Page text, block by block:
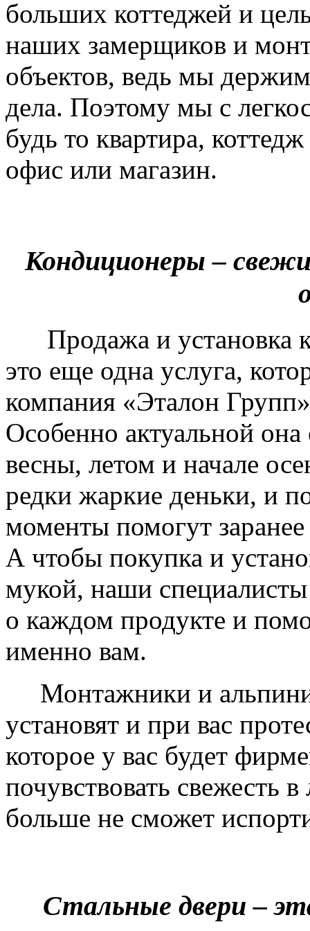
больших коттеджей и
наших замерщиков и
объектов, ведь мы
дела. Поэтому мы с
будь то квартира,
офис или магазин.
Кондиционеры –
Продажа и установка
это еще одна услуга,
компания «Эталон
Особенно актуальной она
весны, летом и начале
редки жаркие деньки, и
моменты помогут
А чтобы покупка и
мукой, наши специалисты
о каждом продукте и
именно вам.
Монтажники и
установят и при вас
которое у вас будет
почувствовать свежесть
больше не сможет
Стальные двери –